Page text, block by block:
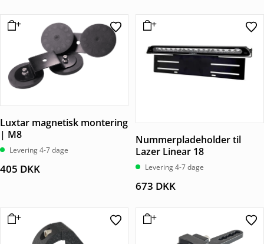
Luxtar magnetisk montering
| M8
Levering 4-7 dage
405 DKK
Nummerpladeholder til
Lazer Linear 18
Levering 4-7 dage
673 DKK